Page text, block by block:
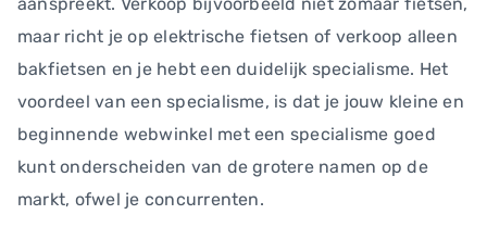
maar richt je op elektrische fietsen of verkoop alleen
bakfietsen en je hebt een duidelijk specialisme. Het
voordeel van een specialisme, is dat je jouw kleine en
beginnende webwinkel met een specialisme goed
kunt onderscheiden van de grotere namen op de
markt, ofwel je concurrenten.